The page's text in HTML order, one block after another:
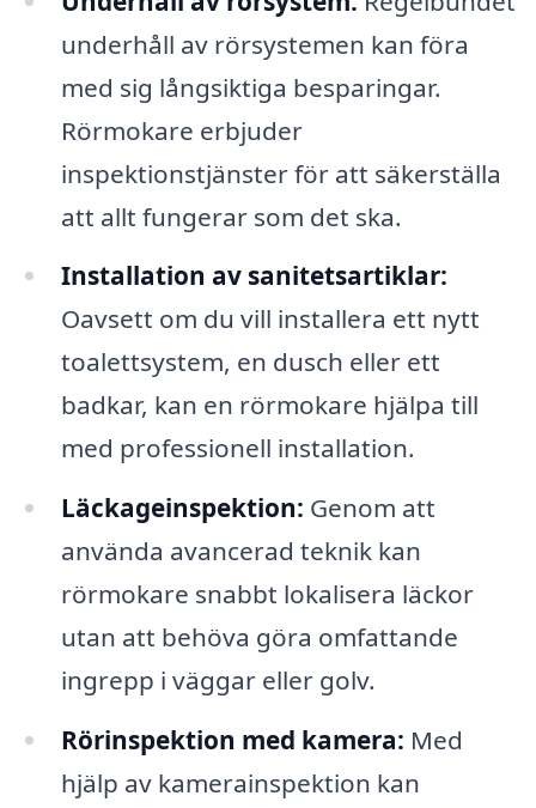
underhåll av rörsystemen kan föra
med sig långsiktiga besparingar.
Rörmokare erbjuder
inspektionstjänster för att säkerställa
att allt fungerar som det ska.
Installation av sanitetsartiklar:
Oavsett om du vill installera ett nytt
toalettsystem, en dusch eller ett
badkar, kan en rörmokare hjälpa till
med professionell installation.
Läckageinspektion: Genom att
använda avancerad teknik kan
rörmokare snabbt lokalisera läckor
utan att behöva göra omfattande
ingrepp i väggar eller golv.
Rörinspektion med kamera: Med
hjälp av kamerainspektion kan